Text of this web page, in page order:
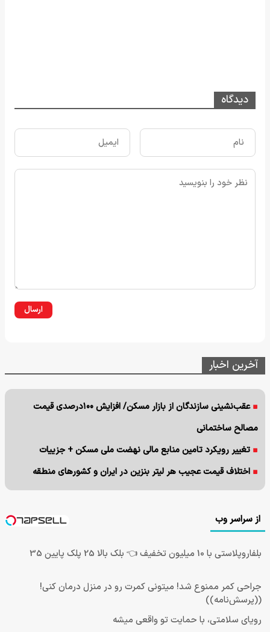
دیدگاه
ارسال
آخرین اخبار
عقب‌نشینی سازندگان از بازار مسکن/ افزایش ۱۰۰درصدی قیمت
مصالح ساختمانی
تغییر رویکرد تامین منابع مالی نهضت ملی مسکن + جزییات
اختلاف قیمت عجیب هر لیتر بنزین در ایران و کشورهای منطقه
از سراسر وب
بلفاروپلاستی با 10 میلیون تخفیف 👈 بلک بالا 25 پلک پایین 35
جراحی کمر ممنوع شد! میتونی کمرت رو در منزل درمان کنی!
((پرسش‌نامه))
رویای سلامتی، با حمایت تو واقعی میشه